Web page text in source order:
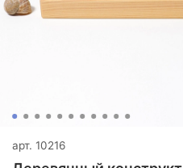
арт. 10216